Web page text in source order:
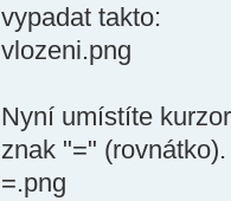
vypadat takto:
vlozeni.png
Nyní umístíte
znak "="
=.png